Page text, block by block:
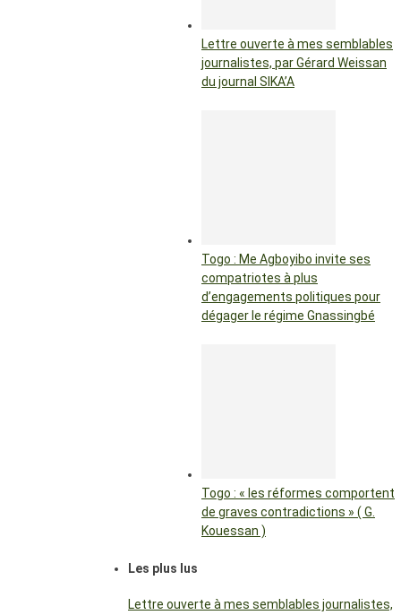
Lettre ouverte à mes semblables
journalistes, par Gérard Weissan
du journal SIKA’A
Togo : Me Agboyibo invite ses
compatriotes à plus
d’engagements politiques pour
dégager le régime Gnassingbé
Togo : « les réformes comportent
de graves contradictions » ( G.
Kouessan )
Les plus lus
Lettre ouverte à mes semblables journalistes,